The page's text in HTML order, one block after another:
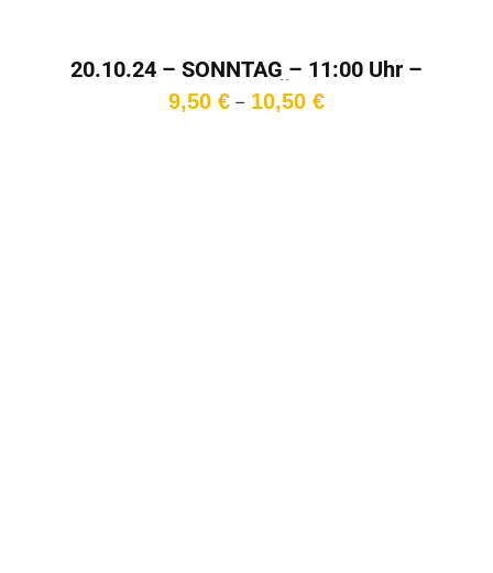
20.10.24 – SONNTAG – 11:00 Uhr –
Cinema!Italia! – Überlänge
9,50 € – 10,50 €Preisspanne: